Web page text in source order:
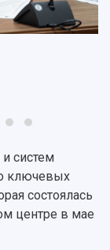
систем
ключевых
состоялась
центре в мае